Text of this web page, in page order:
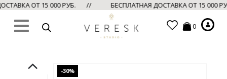
ОТ 15 000 РУБ. // БЕСПЛАТНАЯ ДОСТАВКА ОТ 15 000
0
-30%